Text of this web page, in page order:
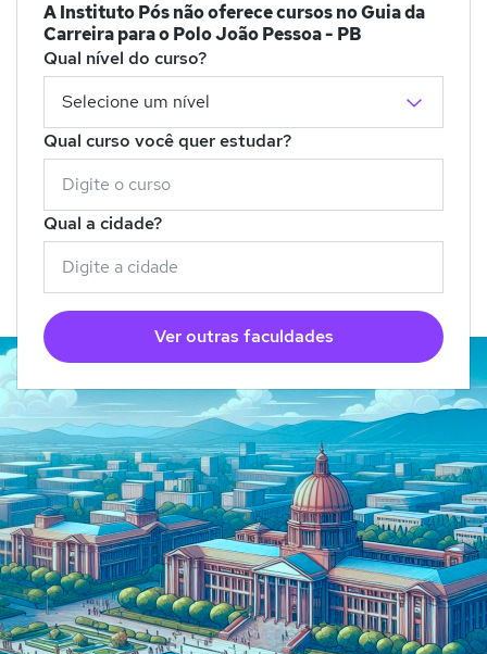
A Instituto Pós não oferece cursos no Guia da
Carreira para o Polo João Pessoa - PB
Qual nível do curso?
Qual curso você quer estudar?
Qual a cidade?
Ver outras faculdades